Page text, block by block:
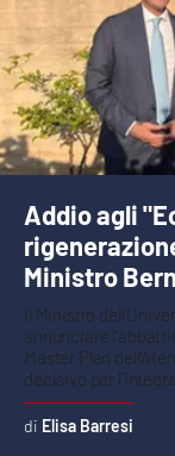
Addio agli
Ministro
Il Ministro
annunciare
Master Plan
decisivo per
Elisa Barresi